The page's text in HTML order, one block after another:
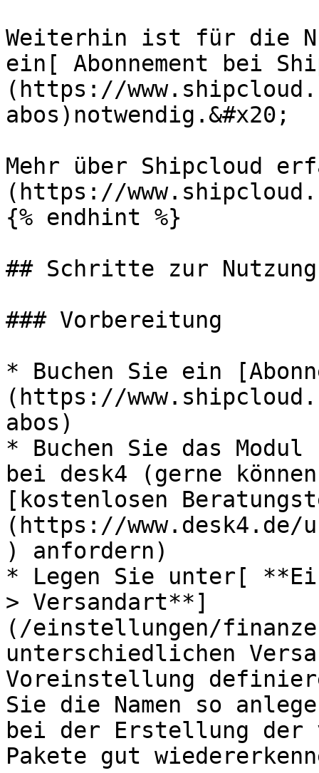
Weiterhin ist für die
ein[ Abonnement bei
(https://
abos)notwendig.&#x20;
Mehr über Shipcloud
(https://
{% endhint %}
## Schritte zur Nutzung
### Vorbereitung
* Buchen Sie ein
(https://
abos)
* Buchen Sie das
bei desk4 (gerne
[kostenlosen
(https://www.desk4.de/
) anfordern)
* Legen Sie unter[
> Versandart**]
(/einstellungen/
unterschiedlichen
Voreinstellung
Sie die Namen so
bei der Erstellung der
Pakete gut